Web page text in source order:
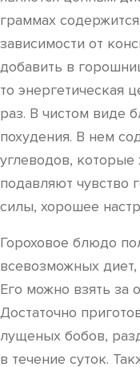
граммах
зависимости от
добавить в
то энергетическая
раз. В чистом виде
похудения. В нем
углеводов,
подавляют чувство
силы, хорошее
Гороховое блюдо
всевозможных
Его можно взять за
Достаточно
лущеных бобов,
в течение суток.